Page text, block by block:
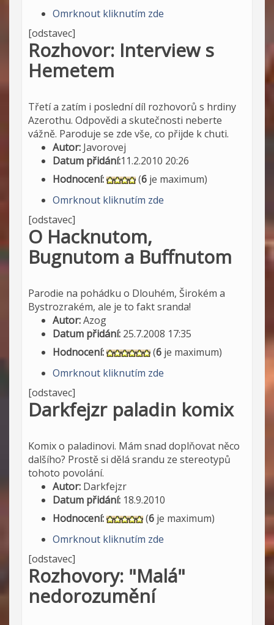
Omrknout kliknutím zde
[odstavec]
Rozhovor: Interview s
Hemetem
Třetí a zatím i poslední díl rozhovorů s hrdiny
Azerothu. Odpovědi a skutečnosti neberte
vážně. Paroduje se zde vše, co přijde k chuti.
Autor: Javorovej
Datum přidání:11.2.2010 20:26
Hodnocení:
(6 je maximum)
Omrknout kliknutím zde
[odstavec]
O Hacknutom,
Bugnutom a Buffnutom
Parodie na pohádku o Dlouhém, Širokém a
Bystrozrakém, ale je to fakt sranda!
Autor:Azog
Datum přidání: 25.7.2008 17:35
Hodnocení:
(6 je maximum)
Omrknout kliknutím zde
[odstavec]
Darkfejzr paladin komix
Komix o paladinovi. Mám snad doplňovat něco
dalšího? Prostě si dělá srandu ze stereotypů
tohoto povolání.
Autor: Darkfejzr
Datum přidání: 18.9.2010
Hodnocení:
(6 je maximum)
Omrknout kliknutím zde
[odstavec]
Rozhovory: "Malá"
nedorozumění